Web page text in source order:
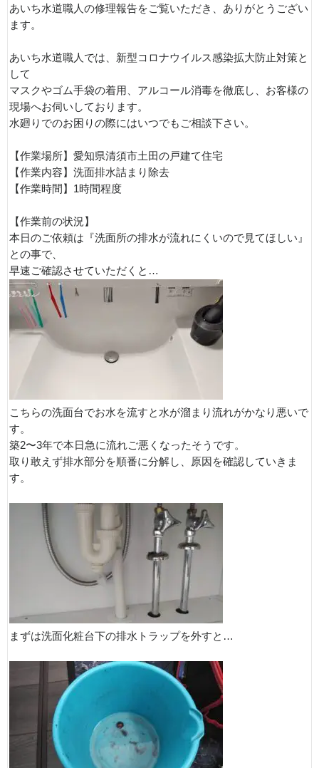
あいち水道職人の修理報告をご覧いただき、ありがとうござい
ます。
あいち水道職人では、新型コロナウイルス感染拡大防止対策と
して
マスクやゴム手袋の着用、アルコール消毒を徹底し、お客様の
現場へお伺いしております。
水廻りでのお困りの際にはいつでもご相談下さい。
【作業場所】愛知県清須市土田の戸建て住宅
【作業内容】洗面排水詰まり除去
【作業時間】1時間程度
【作業前の状況】
本日のご依頼は『洗面所の排水が流れにくいので見てほしい』
との事で、
早速ご確認させていただくと…
こちらの洗面台でお水を流すと水が溜まり流れがかなり悪いで
す。
築2〜3年で本日急に流れご悪くなったそうです。
取り敢えず排水部分を順番に分解し、原因を確認していきま
す。
まずは洗面化粧台下の排水トラップを外すと…